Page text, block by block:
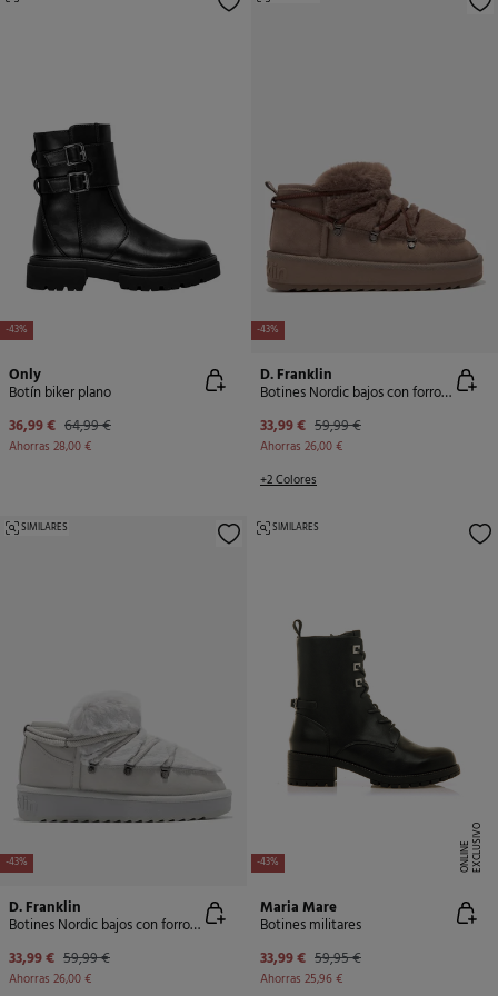
-43%
Only
Botín biker plano
36,99 € 64,99 €
Ahorras 28,00 €
-43%
D. Franklin
Botines Nordic bajos con forro de pelo interior
33,99 € 59,99 €
Ahorras 26,00 €
+2 Colores
-43%
SIMILARES
D. Franklin
Botines Nordic bajos con forro de pelo interior
33,99 € 59,99 €
Ahorras 26,00 €
-43% E
X
C
L
U
SI
V
O
O
N
LI
N
E
SIMILARES
Maria Mare
Botines militares
33,99 € 59,95 €
Ahorras 25,96 €